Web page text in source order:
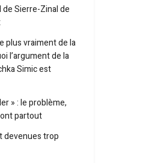
Sierre-Zinal de
plus vraiment de la
l’argument de la
Simic est
» : le problème,
partout
devenues trop